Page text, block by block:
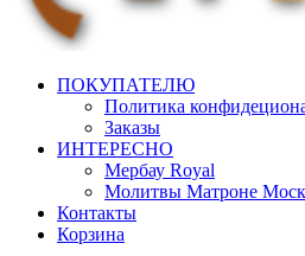
artorthodox
Иконы в современном дизайне
ПОКУПАТЕЛЮ
Политика
Заказы
ИНТЕРЕСНО
Мербау Royal
Молитвы Матроне
Контакты
Корзина